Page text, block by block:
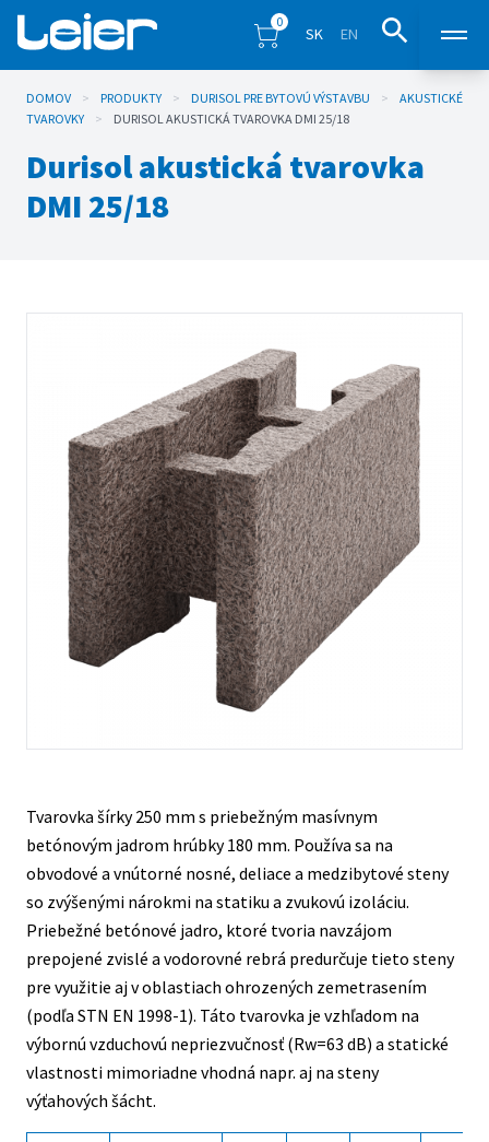
0
SK EN
Produkty
Predajné miesta
Blog
Na stiahnutie
Kontakty
DOMOV > PRODUKTY > DURISOL PRE BYTOVÚ VÝSTAVBU >
AKUSTICKÉ
TVAROVKY
> DURISOL AKUSTICKÁ TVAROVKA DMI 25/18
Durisol akustická tvarovka
DMI 25/18
Tvarovka šírky 250 mm s priebežným masívnym
betónovým jadrom hrúbky 180 mm. Používa sa na
obvodové a vnútorné nosné, deliace a medzibytové steny
so zvýšenými nárokmi na statiku a zvukovú izoláciu.
Priebežné betónové jadro, ktoré tvoria navzájom
prepojené zvislé a vodorovné rebrá predurčuje tieto steny
pre využitie aj v oblastiach ohrozených zemetrasením
(podľa STN EN 1998-1). Táto tvarovka je vzhľadom na
výbornú vzduchovú nepriezvučnosť (Rw=63 dB) a statické
vlastnosti mimoriadne vhodná napr. aj na steny
výťahových šácht.